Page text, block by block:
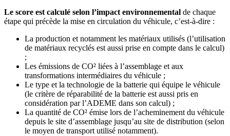
Le score est calculé selon l’impact environnemental de chaque
étape qui précède la mise en circulation du véhicule, c’est-à-dire :
La production et notamment les matériaux utilisés (l’utilisation
de matériaux recyclés est aussi prise en compte dans le calcul)
;
Les émissions de CO² liées à l’assemblage et aux
transformations intermédiaires du véhicule ;
Le type et la technologie de la batterie qui équipe le véhicule
(le critère de réparabilité de la batterie est aussi pris en
considération par l’ADEME dans son calcul) ;
La quantité de CO² émise lors de l’acheminement du véhicule
depuis le site d’assemblage jusqu’au site de distribution (selon
le moyen de transport utilisé notamment).